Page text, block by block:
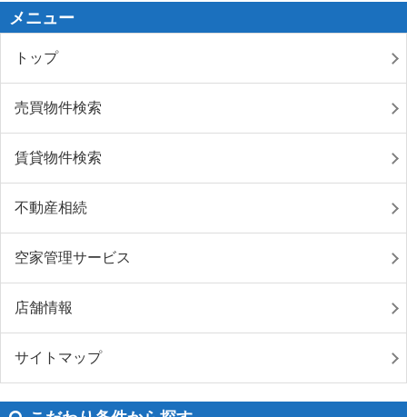
メニュー
トップ
売買物件検索
賃貸物件検索
不動産相続
空家管理サービス
店舗情報
サイトマップ